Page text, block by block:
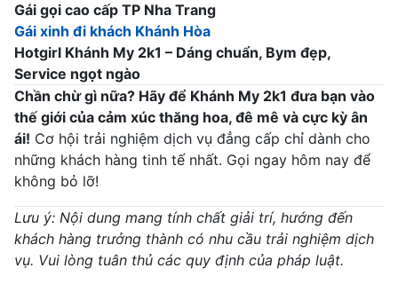
Gái gọi cao cấp TP Nha Trang
Gái xinh đi khách Khánh Hòa
Hotgirl Khánh My 2k1 – Dáng chuẩn, Bym đẹp,
Service ngọt ngào
Chần chừ gì nữa? Hãy để Khánh My 2k1 đưa bạn vào
thế giới của cảm xúc thăng hoa, đê mê và cực kỳ ân
ái! Cơ hội trải nghiệm dịch vụ đẳng cấp chỉ dành cho
những khách hàng tinh tế nhất. Gọi ngay hôm nay để
không bỏ lỡ!
Lưu ý: Nội dung mang tính chất giải trí, hướng đến
khách hàng trưởng thành có nhu cầu trải nghiệm dịch
vụ. Vui lòng tuân thủ các quy định của pháp luật.